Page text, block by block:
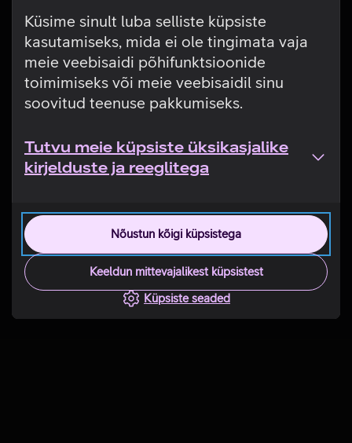
Küsime sinult luba selliste küpsiste
kasutamiseks, mida ei ole tingimata vaja
meie veebisaidi põhifunktsioonide
toimimiseks või meie veebisaidil sinu
soovitud teenuse pakkumiseks.
Tutvu meie küpsiste üksikasjalike
kirjelduste ja reeglitega
Nõustun kõigi küpsistega
Keeldun mittevajalikest küpsistest
Küpsiste seaded
Tehniline viga